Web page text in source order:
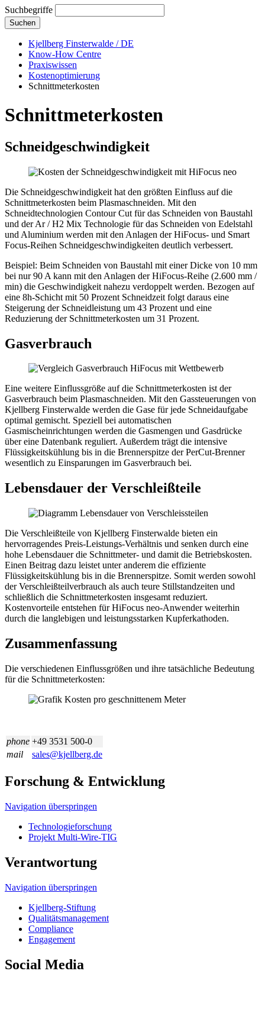
Suchbegriffe
Suchen
Kjellberg Finsterwalde / DE
Know-How Centre
Praxiswissen
Kostenoptimierung
Schnittmeterkosten
Schnittmeterkosten
Schneidgeschwindigkeit
Die Schneidgeschwindigkeit hat den größten Einfluss auf die
Schnittmeterkosten beim Plasmaschneiden. Mit den
Schneidtechnologien Contour Cut für das Schneiden von Baustahl
und der Ar / H2 Mix Technologie für das Schneiden von Edelstahl
und Aluminium werden mit den Anlagen der HiFocus- und Smart
Focus-Reihen Schneidgeschwindigkeiten deutlich verbessert.
Beispiel: Beim Schneiden von Baustahl mit einer Dicke von 10 mm
bei nur 90 A kann mit den Anlagen der HiFocus-Reihe (2.600 mm /
min) die Geschwindigkeit nahezu verdoppelt werden. Bezogen auf
eine 8h-Schicht mit 50 Prozent Schneidzeit folgt daraus eine
Steigerung der Schneidleistung um 43 Prozent und eine
Reduzierung der Schnittmeterkosten um 31 Prozent.
Gasverbrauch
Eine weitere Einflussgröße auf die Schnittmeterkosten ist der
Gasverbrauch beim Plasmaschneiden. Mit den Gassteuerungen von
Kjellberg Finsterwalde werden die Gase für jede Schneidaufgabe
optimal gemischt. Speziell bei automatischen
Gasmischeinrichtungen werden die Gasmengen und Gasdrücke
über eine Datenbank reguliert. Außerdem trägt die intensive
Flüssigkeitskühlung bis in die Brennerspitze der PerCut-Brenner
wesentlich zu Einsparungen im Gasverbrauch bei.
Lebensdauer der Verschleißteile
Die Verschleißteile von Kjellberg Finsterwalde bieten ein
hervorragendes Preis-Leistungs-Verhältnis und senken durch eine
hohe Lebensdauer die Schnittmeter- und damit die Betriebskosten.
Einen Beitrag dazu leistet unter anderem die effiziente
Flüssigkeitskühlung bis in die Brennerspitze. Somit werden sowohl
der Verschleißteilverbrauch als auch teure Stillstandzeiten und
schließlich die Schnittmeterkosten insgesamt reduziert.
Kostenvorteile entstehen für HiFocus neo-Anwender weiterhin
durch die langlebigen und leistungsstarken Kupferkathoden.
Zusammenfassung
Die verschiedenen Einflussgrößen und ihre tatsächliche Bedeutung
für die Schnittmeterkosten:
phone +49 3531 500-0
mail
sales@kjellberg.de
Forschung & Entwicklung
Navigation überspringen
Technologieforschung
Projekt Multi-Wire-TIG
Verantwortung
Navigation überspringen
Kjellberg-Stiftung
Qualitäts­management
Compliance
Engagement
Social Media